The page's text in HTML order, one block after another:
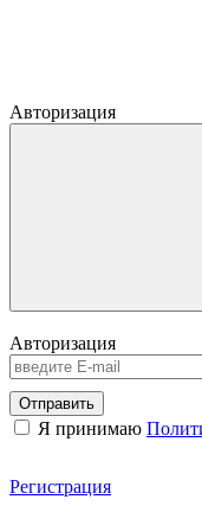
Авторизация
Авторизация
Отправить
Я принимаю
Регистрация